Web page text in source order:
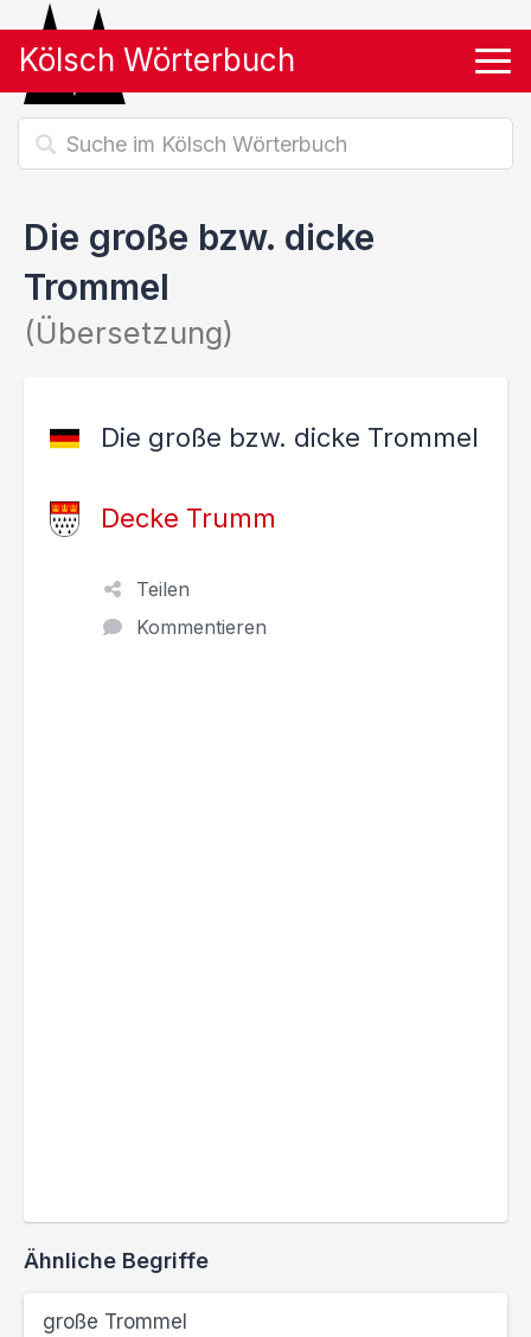
Kölsch Wörterbuch
Die große bzw. dicke
Trommel
(Übersetzung)
Die große bzw. dicke Trommel
Decke Trumm
Teilen
Kommentieren
Ähnliche Begriffe
große Trommel